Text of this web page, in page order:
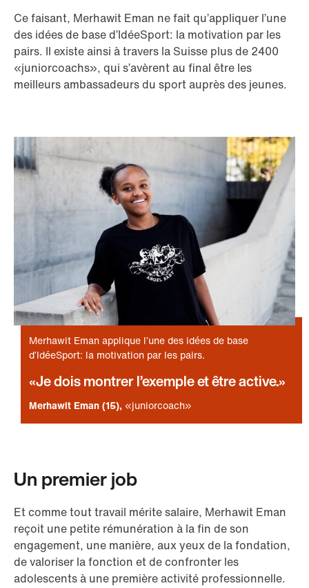
Ce faisant, Merhawit Eman ne fait qu’appliquer l’une
des idées de base d’IdéeSport: la motivation par les
pairs. Il existe ainsi à travers la Suisse plus de 2400
«juniorcoachs», qui s’avèrent au final être les
meilleurs ambassadeurs du sport auprès des jeunes.
Merhawit Eman applique l’une des idées de base
d’IdéeSport: la motivation par les pairs.
Je dois montrer l’exemple et être active.
Merhawit Eman (15) «juniorcoach»
Un premier job
Et comme tout travail mérite salaire, Merhawit Eman
reçoit une petite rémunération à la fin de son
engagement, une manière, aux yeux de la fondation,
de valoriser la fonction et de confronter les
adolescents à une première activité professionnelle.